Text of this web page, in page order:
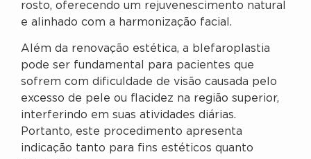
rosto, oferecendo um rejuvenescimento natural
e alinhado com a harmonização facial.
Além da renovação estética, a blefaroplastia
pode ser fundamental para pacientes que
sofrem com dificuldade de visão causada pelo
excesso de pele ou flacidez na região superior,
interferindo em suas atividades diárias.
Portanto, este procedimento apresenta
indicação tanto para fins estéticos quanto